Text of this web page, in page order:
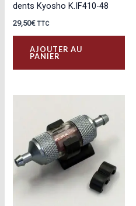
dents Kyosho K.IF410-48
29,50€ TTC
AJOUTER AU
PANIER